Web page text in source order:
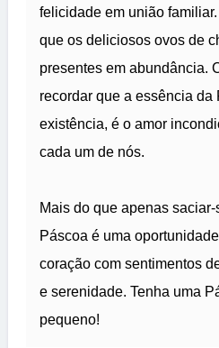
felicidade em união
que os deliciosos ovos de
presentes em abundância.
recordar que a essência da
existência, é o amor
cada um de nós.
Mais do que apenas
Páscoa é uma
coração com sentimentos
e serenidade. Tenha uma
pequeno!